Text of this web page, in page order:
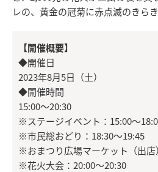
レの、黄金の冠菊に赤点滅のきら
【開催概要】
◆開催日
2023年8月5日（土）
◆開催時間
15:00～20:30
※ステージイベント：15:00～
※市民総おどり：18:30～19:45
※おまつり広場マーケット（出店
※花火大会：20:00～20:30